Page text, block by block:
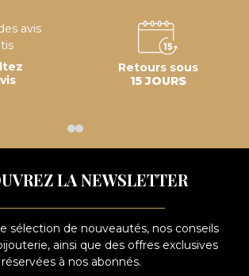
Retours sous
15 JOURS
LA NEWSLETTER
sélection de nouveautés, nos conseils
ainsi que des offres exclusives
réservées à nos abonnés.